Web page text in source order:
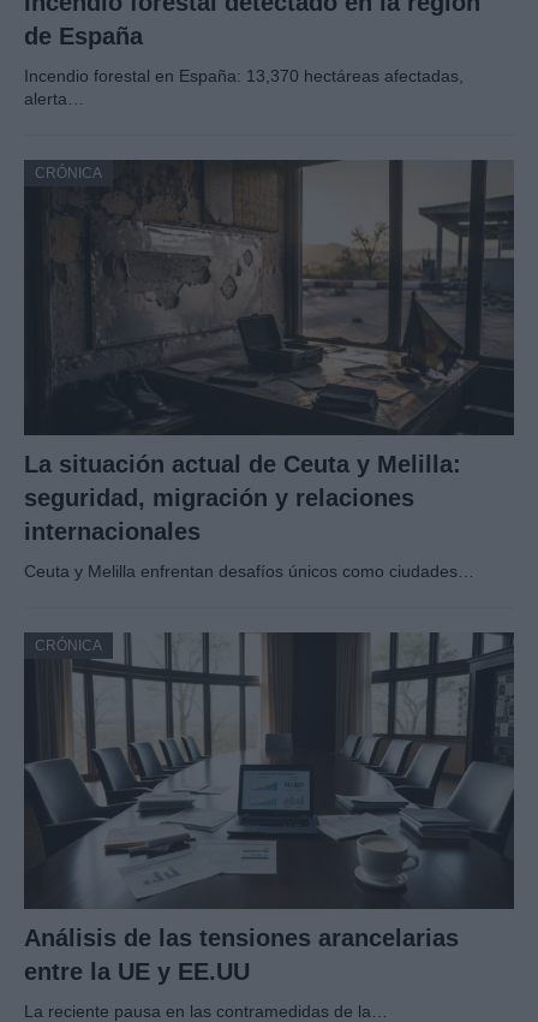
de España
Incendio forestal en España: 13,370 hectáreas afectadas,
alerta…
CRÓNICA
La situación actual de Ceuta y Melilla:
seguridad, migración y relaciones
internacionales
Ceuta y Melilla enfrentan desafíos únicos como ciudades…
CRÓNICA
Análisis de las tensiones arancelarias
entre la UE y EE.UU
La reciente pausa en las contramedidas de la…